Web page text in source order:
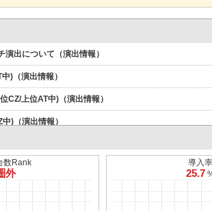
演出について（演出情報）
)（演出情報）
CZ/上位AT中)（演出情報）
)（演出情報）
ード中の抽選（超ULTRA RUSH(上位AT)関連）
数Rank
外
導入率
25.7